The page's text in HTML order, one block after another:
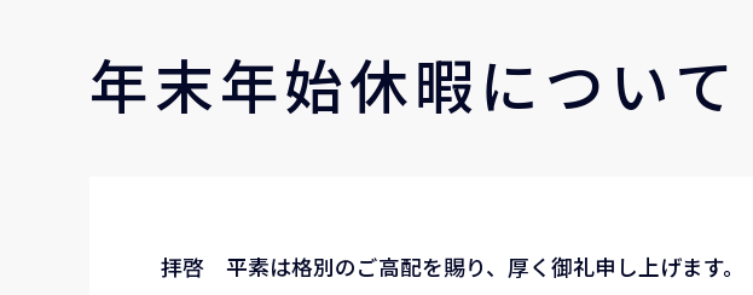
年末年始休暇について
拝啓 平素は格別のご高配を賜り、厚く御礼申し上げます。